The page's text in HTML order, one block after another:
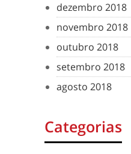
dezembro 2018
novembro 2018
outubro 2018
setembro 2018
agosto 2018
Categorias